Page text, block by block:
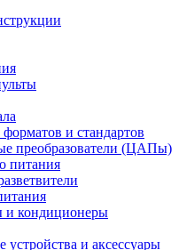
и стандартов
преобразователи (ЦАПы)
питания
и кондиционеры
устройства и аксессуары